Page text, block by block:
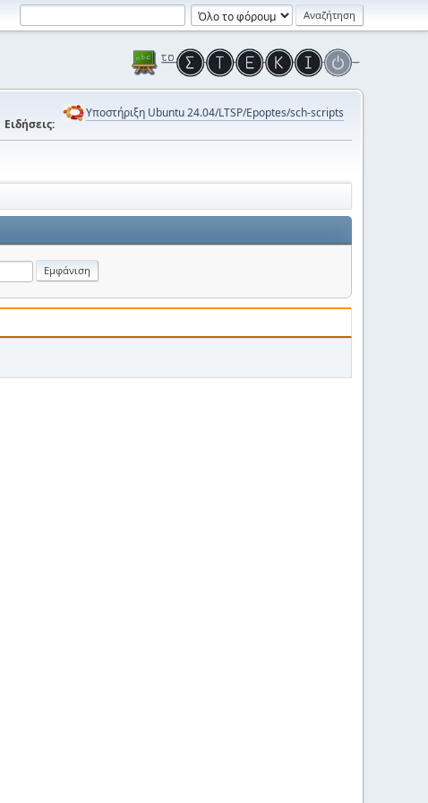
Ειδήσεις:
Υποστήριξη Ubuntu 24.04/LTSP/Epoptes/sch-scripts